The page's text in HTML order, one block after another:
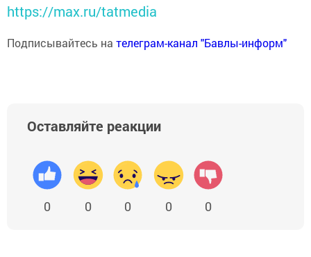
https://max.ru/tatmedia
Подписывайтесь на телеграм-канал "Бавлы-информ"
Оставляйте реакции
0 0 0 0 0